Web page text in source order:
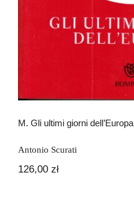
M. Gli ultimi giorni dell’Europa
Antonio Scurati
126,00 zł